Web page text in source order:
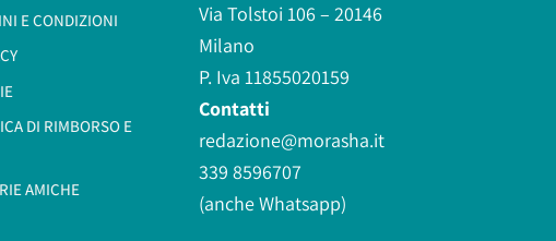
E CONDIZIONI
DI RIMBORSO E
AMICHE
Via Tolstoi 106 – 20146
Milano
P. Iva 11855020159
Contatti
redazione@morasha.it
339 8596707
(anche Whatsapp)